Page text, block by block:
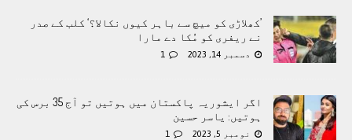
’کھلاڑی کو میچ سے باہر کیوں نکالا؟‘ کلب کے صدر
نے ریفری کو مُکا دے مارا
دسمبر 14, 2023 1
اگر ایشوریہ پاکستان میں ہوتیں تو آج 35 برس کی
ہوتیں: یاسر حسین
نومبر 5, 2023 1